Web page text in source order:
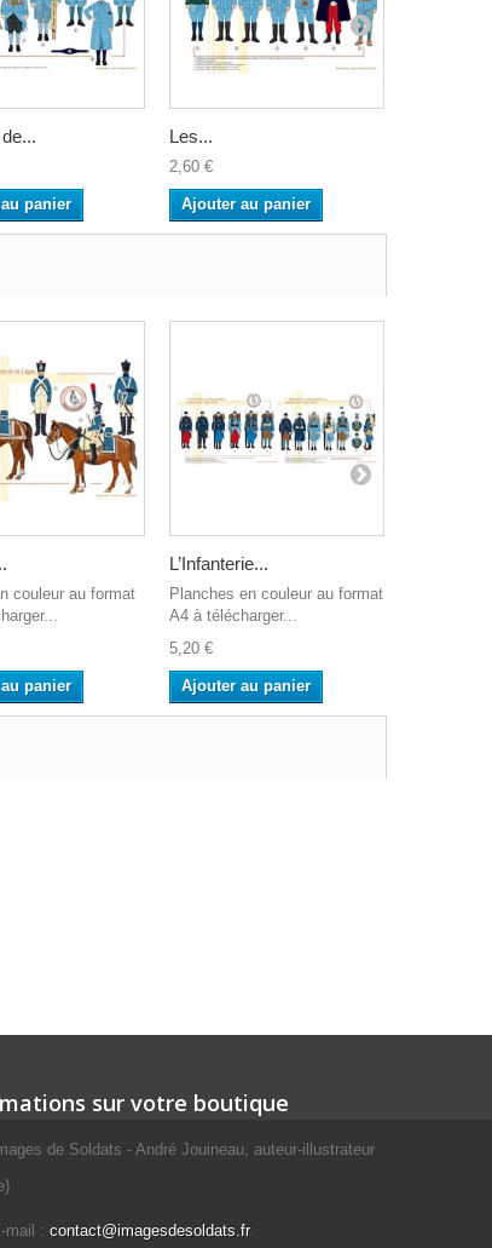
panier
Les...
2,60 €
Ajouter au panier
couleur au format
panier
L’Infanterie...
Planches en couleur au format
A4 à télécharger...
5,20 €
Ajouter au panier
sur votre boutique
de Soldats - André Jouineau, auteur-illustrateur
mail : contact@imagesdesoldats.fr